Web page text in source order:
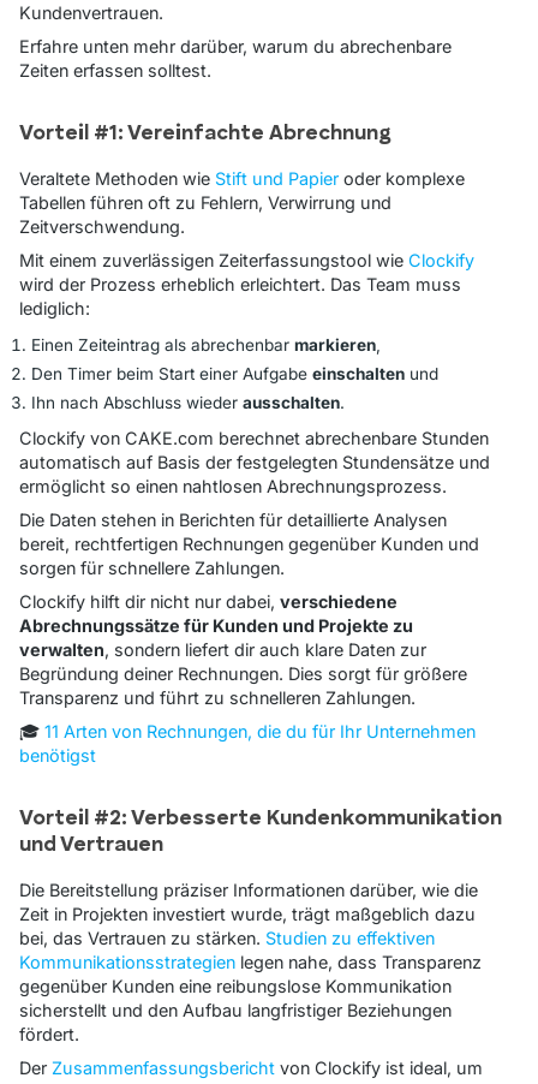
Kundenvertrauen.
Erfahre unten mehr darüber, warum du abrechenbare
Zeiten erfassen solltest.
Vorteil #1: Vereinfachte Abrechnung
Veraltete Methoden wie Stift und Papier oder komplexe
Tabellen führen oft zu Fehlern, Verwirrung und
Zeitverschwendung.
Mit einem zuverlässigen Zeiterfassungstool wie Clockify
wird der Prozess erheblich erleichtert. Das Team muss
lediglich:
Einen Zeiteintrag als abrechenbar markieren
Den Timer beim Start einer Aufgabe einschalten und
Ihn nach Abschluss wieder ausschalten.
Clockify von CAKE.com berechnet abrechenbare Stunden
automatisch auf Basis der festgelegten Stundensätze und
ermöglicht so einen nahtlosen Abrechnungsprozess.
Die Daten stehen in Berichten für detaillierte Analysen
bereit, rechtfertigen Rechnungen gegenüber Kunden und
sorgen für schnellere Zahlungen.
Clockify hilft dir nicht nur dabei, verschiedene
Abrechnungssätze für Kunden und Projekte zu
verwalten, sondern liefert dir auch klare Daten zur
Begründung deiner Rechnungen. Dies sorgt für größere
Transparenz und führt zu schnelleren Zahlungen.
🎓 11 Arten von Rechnungen, die du für Ihr Unternehmen
benötigst
Vorteil #2: Verbesserte Kundenkommunikation
und Vertrauen
Die Bereitstellung präziser Informationen darüber, wie die
Zeit in Projekten investiert wurde, trägt maßgeblich dazu
bei, das Vertrauen zu stärken. Studien zu effektiven
Kommunikationsstrategien legen nahe, dass Transparenz
gegenüber Kunden eine reibungslose Kommunikation
sicherstellt und den Aufbau langfristiger Beziehungen
fördert.
Der Zusammenfassungsbericht von Clockify ist ideal, um